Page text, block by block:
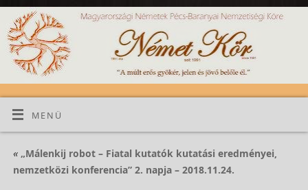
MENÜ
«„Málenkij robot – Fiatal kutatók kutatási eredményei,
nemzetközi konferencia” 2. napja – 2018.11.24.